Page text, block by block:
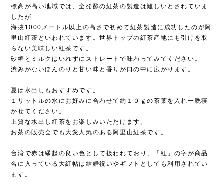
標高が高い地域では、全発酵の紅茶の製造は難しいとされていま
したが
海抜1000メートル以上の高さで初めて紅茶製造に成功したのが阿
里山紅茶といわれています。世界トップの紅茶産地にも引けを取
らない美味しい紅茶です。
砂糖とミルクはいれずにストレートで味わってみてください。
渋みがないほんのりと甘い味と香りが口の中に広がります。
夏は水出しもおすすめです。
１リットルの水にお好みに合わせて約１０ｇの茶葉を入れ一晩寝
かせてください。
上質な水出し紅茶をお楽しみいただけます。
お茶の販売会でも大変人気のある阿里山紅茶です。
台湾で赤は縁起の良い色として扱われており、「紅」の字が商品
名に入っている大紅帖は結婚祝いやギフトとしても利用されてい
ます。